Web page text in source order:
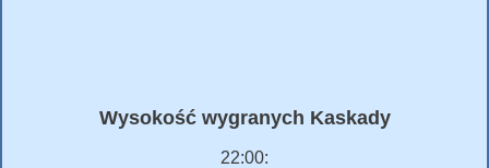
Wysokość wygranych Kaskady
22:00: